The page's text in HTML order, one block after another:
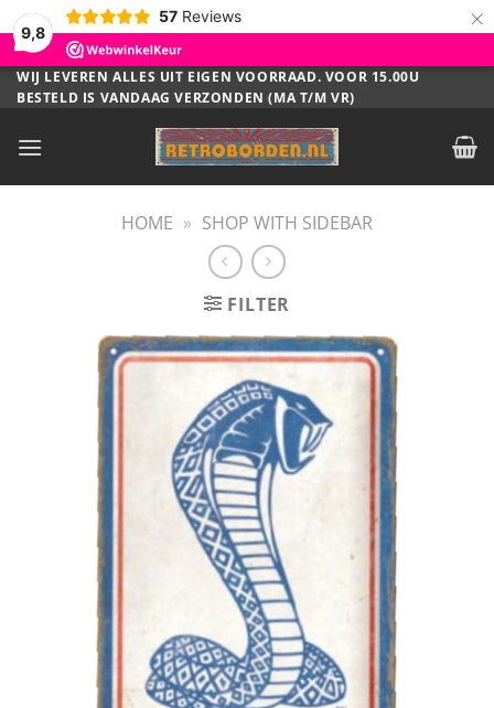
9,8
57 Reviews ×
Ga
naar
WIJ LEVEREN ALLES UIT EIGEN VOORRAAD. VOOR 15.00U
BESTELD IS VANDAAG VERZONDEN (MA T/M VR)
HOME » SHOP WITH SIDEBAR
FILTER